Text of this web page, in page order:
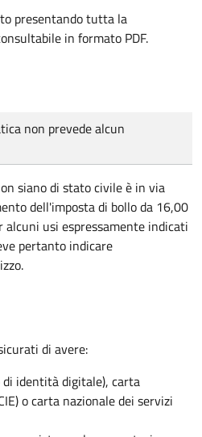
presentando tutta la
in formato PDF.
non prevede alcun
siano di stato civile è in via
dell'imposta di bollo da 16,00
alcuni usi espressamente indicati
pertanto indicare
di avere:
di identità digitale), carta
o carta nazionale dei servizi